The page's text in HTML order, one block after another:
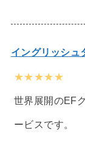
イングリッシュ
★★★★★
世界展開のEF
ービスです。